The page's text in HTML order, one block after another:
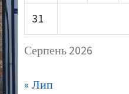
Серпень 2026
31
« Лип